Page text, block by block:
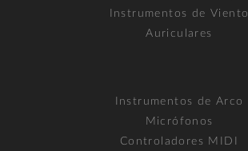
Instrumentos de Viento
Auriculares
Instrumentos de Arco
Micrófonos
Controladores MIDI